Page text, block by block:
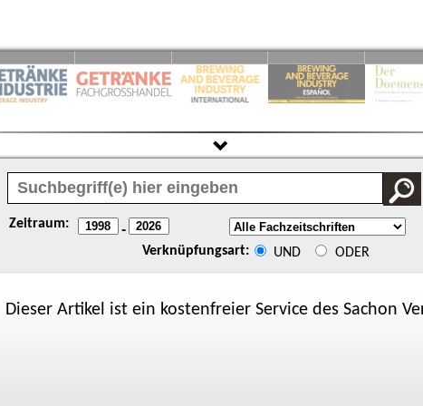
Zeitraum: -
Verknüpfungsart: UND ODER
Dieser Artikel ist ein kostenfreier Service des Sachon